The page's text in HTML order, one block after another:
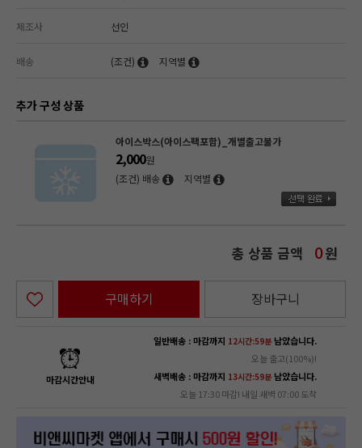
제조사 선인
배송 (조건) 지역별
추가 구성 상품
아이스박스(아이스팩포함)_개별출고불가
2,000원
(조건) 배송
지역별
총 상품 금액 0원
구매하기 장바구니
마감시간안내
일반배송 : 마감까지 12시간:59분남았습니다.
오늘 출고(100%)!
새벽배송 : 마감까지 13시간:59분남았습니다.
오늘 17:30 마감! 내일 새벽 07:00 도착